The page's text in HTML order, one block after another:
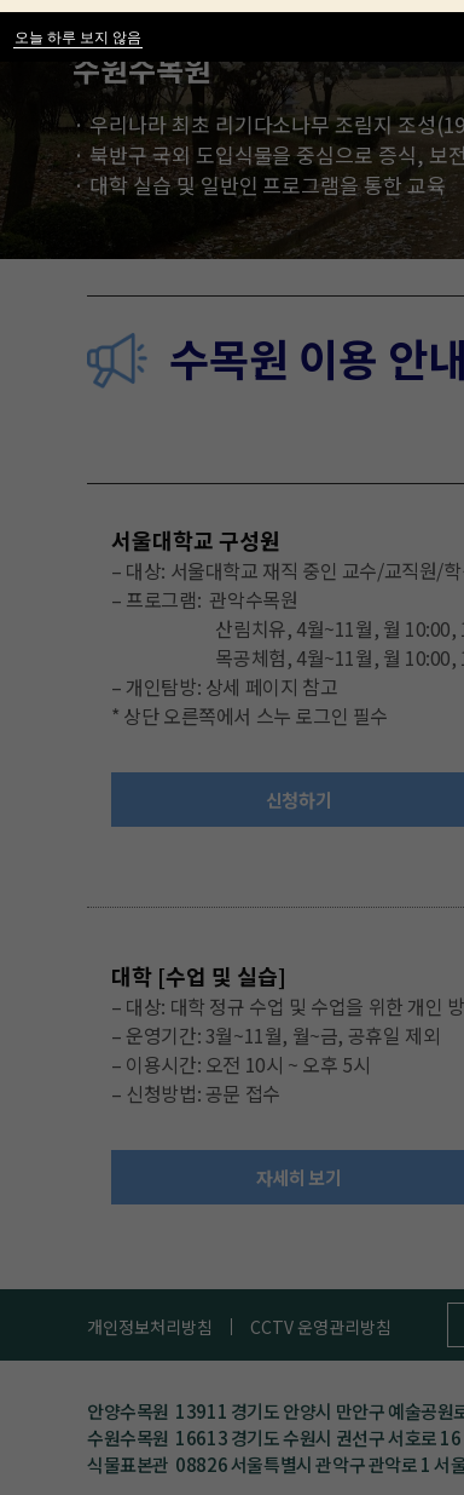
수원수목원
· 우리나라 최초 리기다소나무 조림지 조성
· 북반구 국외 도입식물을 중심으로 증식, 보
· 대학 실습 및 일반인 프로그램을 통한 교육
수목원 이용 안내
서울대학교 구성원
– 대상: 서울대학교 재직 중인 교수/교직원/
– 프로그램: 관악수목원
산림치유, 4월~11월, 월 10:00,
목공체험, 4월~11월, 월 10:00,
– 개인탐방: 상세 페이지 참고
* 상단 오른쪽에서 스누 로그인 필수
신청하기
대학 [수업 및 실습]
– 대상: 대학 정규 수업 및 수업을 위한 개인
– 운영기간: 3월~11월, 월~금, 공휴일 제외
– 이용시간: 오전 10시 ~ 오후 5시
– 신청방법: 공문 접수
자세히 보기
개인정보처리방침 CCTV 운영관리방침
안양수목원 13911 경기도 안양시 만안구 예술공
수원수목원 16613 경기도 수원시 권선구 서호로
식물표본관 08826 서울특별시 관악구 관악로 1
오늘 하루 보지 않음
오늘 하루 보지 않음
오늘 하루 보지 않음